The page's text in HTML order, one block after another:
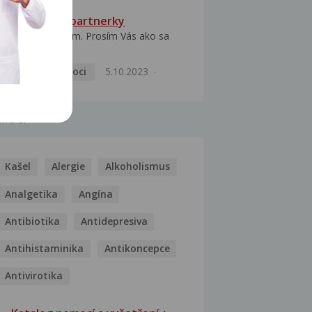
HPV typ 52 u partnerky
Dobrý deň prajem. Prosím Vás ako sa
Pohlavní nemoci
5.10.2023
Kašel Alergie Alkoholismus
Analgetika Angína
Antibiotika Antidepresiva
Antihistaminika Antikoncepce
Antivirotika